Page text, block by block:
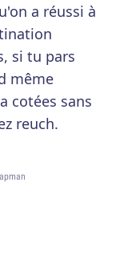
a réussi à
si tu pars
même
cotées sans
reuch.